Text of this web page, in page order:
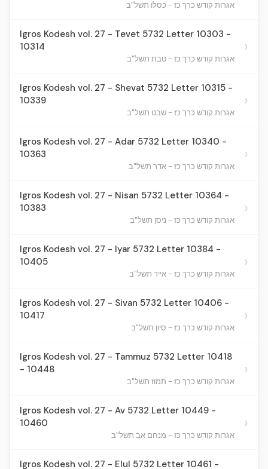
אגרות קודש כרך כז - כסלו תשל"ב
Igros Kodesh vol. 27 - Tevet 5732 Letter 10303 -
10314
אגרות קודש כרך כז - טבת תשל"ב
›
Igros Kodesh vol. 27 - Shevat 5732 Letter 10315 -
10339
אגרות קודש כרך כז - שבט תשל"ב
›
Igros Kodesh vol. 27 - Adar 5732 Letter 10340 -
10363
אגרות קודש כרך כז - אדר תשל"ב
›
Igros Kodesh vol. 27 - Nisan 5732 Letter 10364 -
10383
אגרות קודש כרך כז - ניסן תשל"ב
›
Igros Kodesh vol. 27 - Iyar 5732 Letter 10384 -
10405
אגרות קודש כרך כז - אייר תשל"ב
›
Igros Kodesh vol. 27 - Sivan 5732 Letter 10406 -
10417
אגרות קודש כרך כז - סיון תשל"ב
›
Igros Kodesh vol. 27 - Tammuz 5732 Letter 10418
- 10448
אגרות קודש כרך כז - תמוז תשל"ב
›
Igros Kodesh vol. 27 - Av 5732 Letter 10449 -
10460
אגרות קודש כרך כז - מנחם אב תשל"ב
›
Igros Kodesh vol. 27 - Elul 5732 Letter 10461 -